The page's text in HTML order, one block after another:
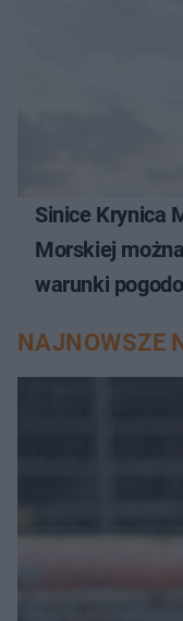
Sinice Krynica
Morskiej
warunki
NAJNOWSZE